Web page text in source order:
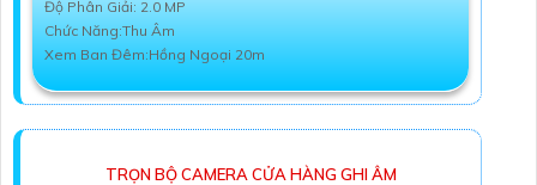
Độ Phân Giải: 2.0 MP
Chức Năng:Thu Âm
Xem Ban Đêm:Hồng Ngoại 20m
TRỌN BỘ CAMERA CỬA HÀNG GHI ÂM